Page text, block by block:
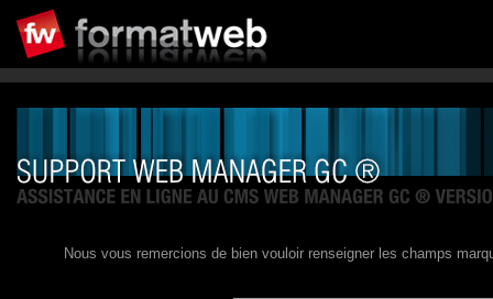
Nous vous remercions de bien vouloir renseigner les champs